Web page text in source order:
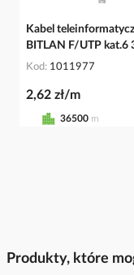
Kabel
BITLAN F/UTP kat.6
Kod 1011977
2,62 zł/m
36500 m
Produkty, które